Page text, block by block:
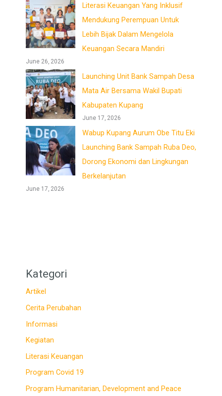
Literasi Keuangan Yang Inklusif
Mendukung Perempuan Untuk
Lebih Bijak Dalam Mengelola
Keuangan Secara Mandiri
June 26, 2026
Launching Unit Bank Sampah Desa
Mata Air Bersama Wakil Bupati
Kabupaten Kupang
June 17, 2026
Wabup Kupang Aurum Obe Titu Eki
Launching Bank Sampah Ruba Deo,
Dorong Ekonomi dan Lingkungan
Berkelanjutan
June 17, 2026
Kategori
Artikel
Cerita Perubahan
Informasi
Kegiatan
Literasi Keuangan
Program Covid 19
Program Humanitarian, Development and Peace